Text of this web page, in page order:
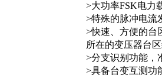
>大功率FSK电力
>特殊的脉冲电流
>快速、方便的台
所在的变压器台
>分支识别功能，
>具备台变互测功